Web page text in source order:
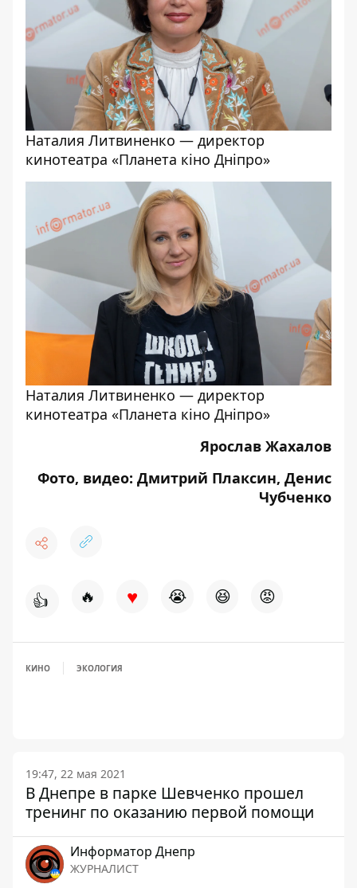
Наталия Литвиненко — директор
кинотеатра «Планета кіно Дніпро»
Наталия Литвиненко — директор
кинотеатра «Планета кіно Дніпро»
Ярослав Жахалов
Фото, видео: Дмитрий Плаксин, Денис
Чубченко
👍 🔥 ♥ 😭 😆 😡
КИНО ЭКОЛОГИЯ
19:47, 22 мая 2021
В Днепре в парке Шевченко прошел
тренинг по оказанию первой помощи
Информатор Днепр
ЖУРНАЛИСТ